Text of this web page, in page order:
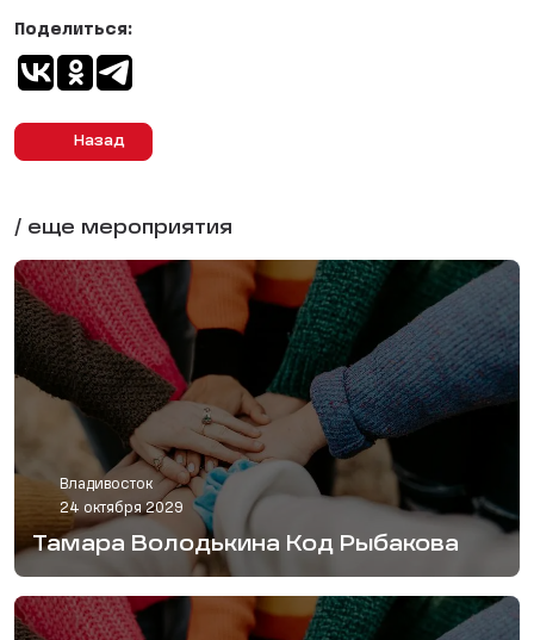
Назад
Поделиться:
/ еще мероприятия
Владивосток
24 октября 2029
Тамара Володькина Код Рыбакова